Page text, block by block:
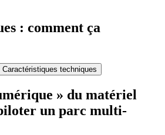
: comment ça
Caractéristiques techniques
» du matériel
un parc multi-